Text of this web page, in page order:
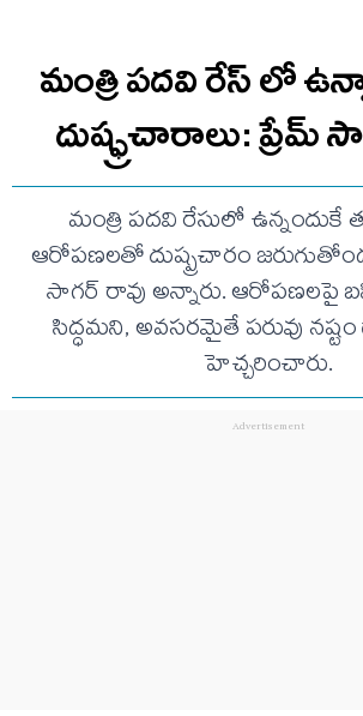
మంత్రి పదవి రేస్ లో
దుష్ఫ్రచారాలు: ప్రేమ్
మంత్రి పదవి రేసులో ఉన్నందుకే
ఆరోపణలతో దుష్ప్రచారం
సాగర్ రావు అన్నారు. ఆరోపణలపై
సిద్ధమని, అవసరమైతే పరువు
హెచ్చరించారు.